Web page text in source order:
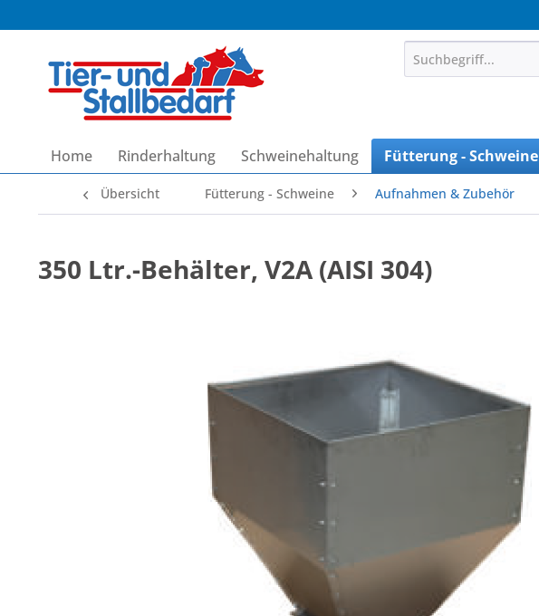
Home Rinderhaltung Schweinehaltung Fütterung - Schweine
Übersicht Fütterung - Schweine Aufnahmen & Zubehör
350 Ltr.-Behälter, V2A (AISI 304)